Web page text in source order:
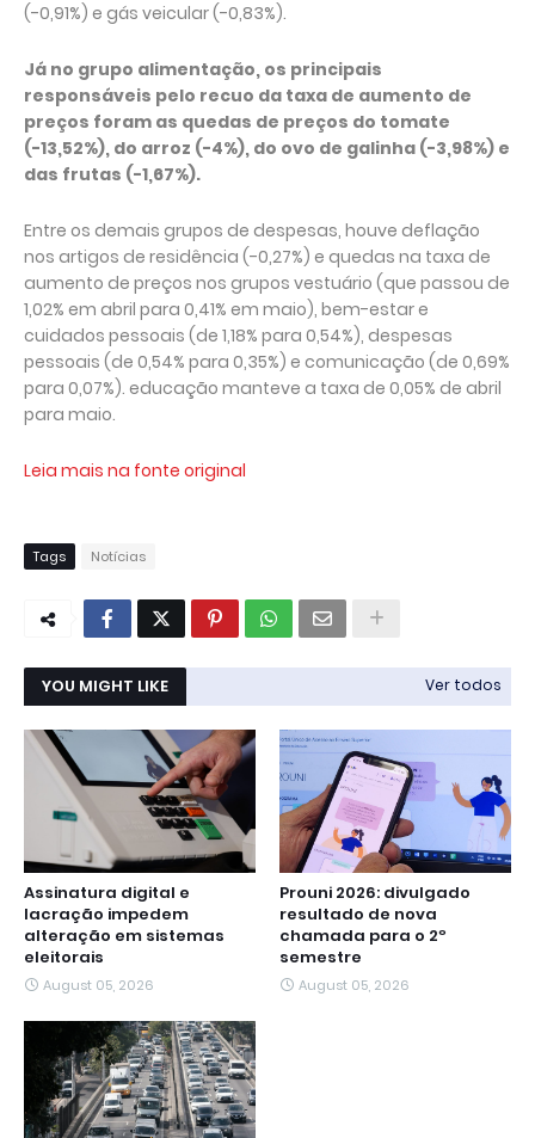
(-0,91%) e gás veicular (-0,83%).
Já no grupo alimentação, os principais
responsáveis pelo recuo da taxa de aumento de
preços foram as quedas de preços do tomate
(-13,52%), do arroz (-4%), do ovo de galinha (-3,98%) e
das frutas (-1,67%).
Entre os demais grupos de despesas, houve deflação
nos artigos de residência (-0,27%) e quedas na taxa de
aumento de preços nos grupos vestuário (que passou de
1,02% em abril para 0,41% em maio), bem-estar e
cuidados pessoais (de 1,18% para 0,54%), despesas
pessoais (de 0,54% para 0,35%) e comunicação (de 0,69%
para 0,07%). educação manteve a taxa de 0,05% de abril
para maio.
Leia mais na fonte original
Tags Notícias
YOU MIGHT LIKE Ver todos
Assinatura digital e
lacração impedem
alteração em sistemas
eleitorais
August 05, 2026
Prouni 2026: divulgado
resultado de nova
chamada para o 2º
semestre
August 05, 2026